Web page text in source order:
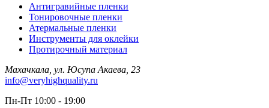
Антигравийные пленки
Тонировочные пленки
Атермальные пленки
Инструменты для оклейки
Протирочный материал
Махачкала, ул. Юсупа Акаева, 23
info@veryhighquality.ru
Пн-Пт 10:00 - 19:00